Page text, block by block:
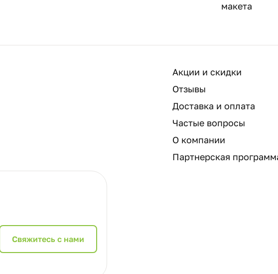
макета
Акции и скидки
Отзывы
Доставка и оплата
Частые вопросы
О компании
Партнерская
Cвяжитесь с нами